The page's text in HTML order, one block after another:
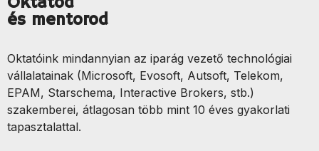
és mentorod
Oktatóink mindannyian az iparág vezető technológiai
vállalatainak (Microsoft, Evosoft, Autsoft, Telekom,
EPAM, Starschema, Interactive Brokers, stb.)
szakemberei, átlagosan több mint 10 éves gyakorlati
tapasztalattal.